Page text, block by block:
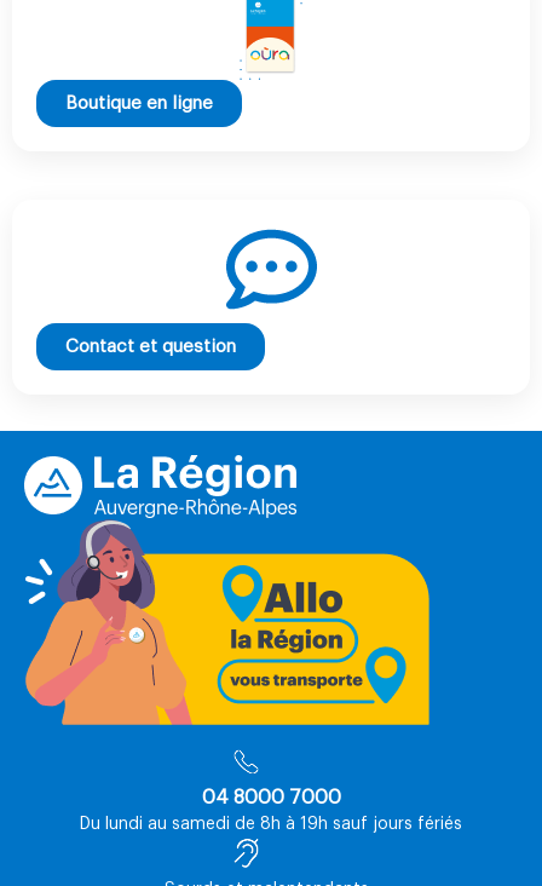
Boutique en ligne
Contact et question
04 8000 7000
Du lundi au samedi de 8h à 19h sauf jours fériés